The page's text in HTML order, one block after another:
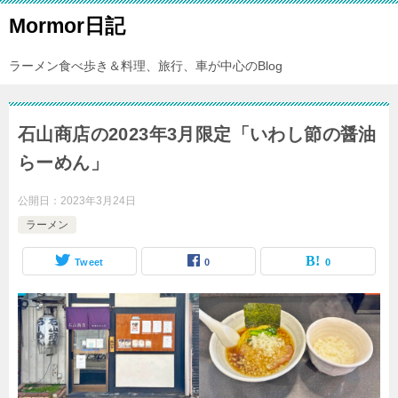
Mormor日記
ラーメン食べ歩き＆料理、旅行、車が中心のBlog
石山商店の2023年3月限定「いわし節の醤油
らーめん」
公開日： 2023年3月24日
ラーメン
Tweet 0 0